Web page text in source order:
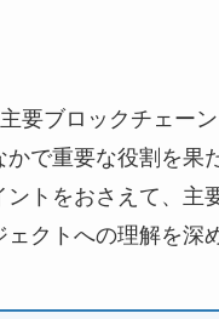
要ブロックチェー
かで重要な役割を果
ントをおさえて、主
クトへの理解を深